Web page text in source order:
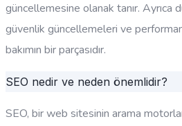
güncellemesine olanak tanır. Ayrıca
güvenlik güncellemeleri ve
bakımın bir parçasıdır.
SEO nedir ve neden önemlidir?
SEO, bir web sitesinin arama